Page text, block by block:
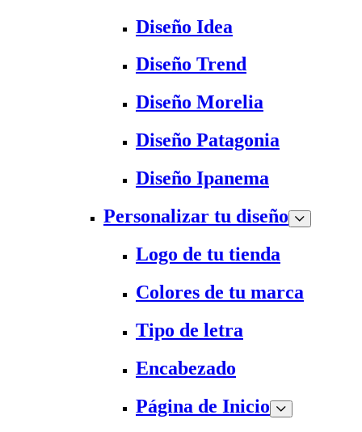
Diseño Idea
Diseño Trend
Diseño Morelia
Diseño Patagonia
Diseño Ipanema
Personalizar tu diseño
Logo de tu tienda
Colores de tu marca
Tipo de letra
Encabezado
Página de Inicio